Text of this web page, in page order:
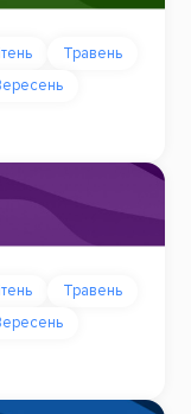
Травень
Травень